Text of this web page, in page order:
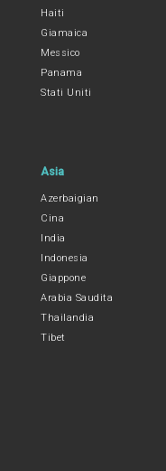
Haiti
Giamaica
Messico
Panama
Stati Uniti
Asia
Azerbaigian
Cina
India
Indonesia
Giappone
Arabia Saudita
Thailandia
Tibet